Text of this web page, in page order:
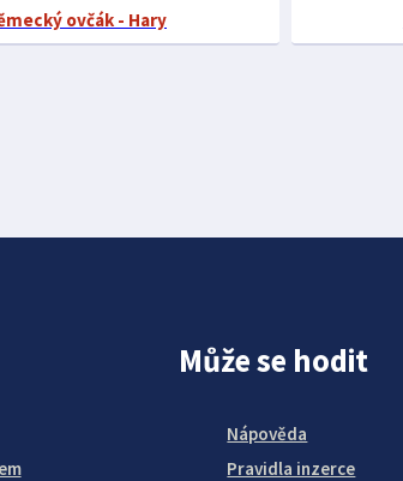
ovčák - Hary
Může se hodit
Nápověda
Pravidla inzerce